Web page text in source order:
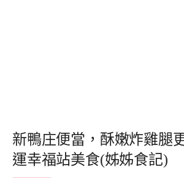
新鴨庄便當，酥嫩炸雞腿
運幸福站美食(姊姊食記)